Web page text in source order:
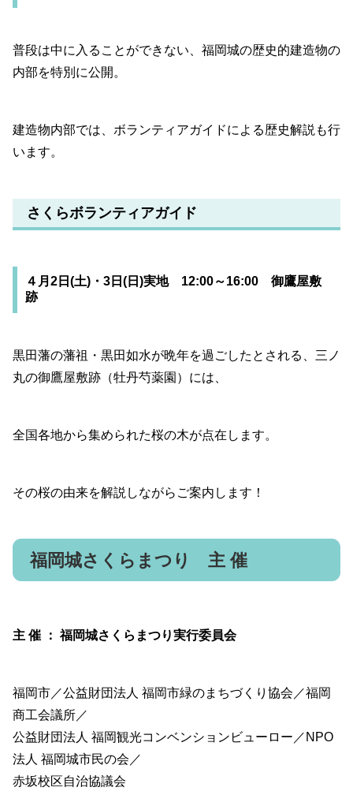
普段は中に入ることができない、福岡城の歴史的建造物の
内部を特別に公開。
建造物内部では、ボランティアガイドによる歴史解説も行
います。
さくらボランティアガイド
４月2日(土)・3日(日)実地 12:00～16:00 御鷹屋敷
跡
黒田藩の藩祖・黒田如水が晩年を過ごしたとされる、三ノ
丸の御鷹屋敷跡（牡丹芍薬園）には、
全国各地から集められた桜の木が点在します。
その桜の由来を解説しながらご案内します！
福岡城さくらまつり 主 催
主 催 ： 福岡城さくらまつり実行委員会
福岡市／公益財団法人 福岡市緑のまちづくり協会／福岡
商工会議所／
公益財団法人 福岡観光コンベンションビューロー／NPO
法人 福岡城市民の会／
赤坂校区自治協議会